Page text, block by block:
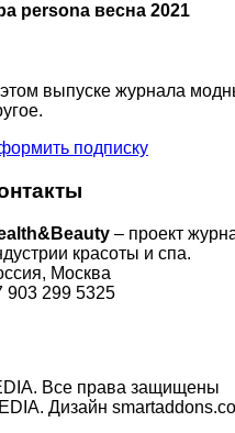
persona весна 2021
выпуске журнала
подписку
– проект
красоты и спа.
Москва
903 299 5325
Все права защищены
Дизайн